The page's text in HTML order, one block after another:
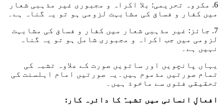
6. مکروہ تحریمی: بلا اکراہ و مجبوری غیر مذہبی شعار
میں کفار و فساق کی مشابہت لزومی ہو تو یہ گناہ ہے۔
7. جائز: غیر مذہبی شعار میں کفار و فساق کی مشابہت
لزومی میں جب اکراہ و مجبوری شامل ہو تو یہ گناہ
نہیں ہے۔
یہاں پانچویں اور ساتویں صورت کے علاوہ تشبہ کی
تمام صورتیں مذموم ہیں۔یہ صورتیں امام اہلسنت کی
تحقیقی فتوی سے ماخوذ ہیں۔
افعالِ انسانی میں تشبہّ کا دائرہ کار: